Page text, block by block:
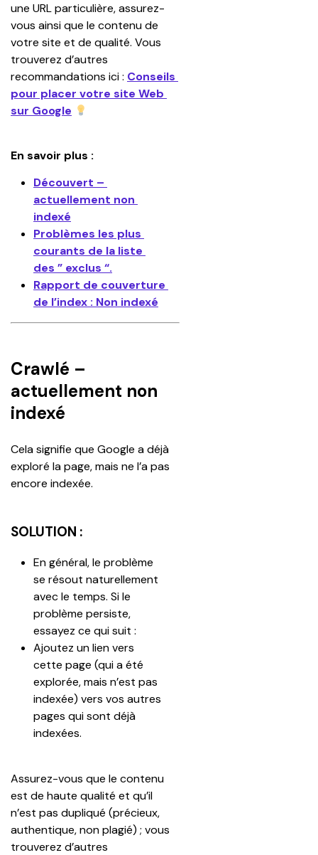
une URL particulière, assurez-
vous ainsi que le contenu de
votre site et de qualité. Vous
trouverez d’autres
recommandations ici : Conseils
pour placer votre site Web
sur Google
En savoir plus :
Découvert –
actuellement non
indexé
Problèmes les plus
courants de la liste
des ” exclus “.
Rapport de couverture
de l’index : Non indexé
Crawlé –
actuellement non
indexé
Cela signifie que Google a déjà
exploré la page, mais ne l’a pas
encore indexée.
SOLUTION :
En général, le problème
se résout naturellement
avec le temps. Si le
problème persiste,
essayez ce qui suit :
Ajoutez un lien vers
cette page (qui a été
explorée, mais n’est pas
indexée) vers vos autres
pages qui sont déjà
indexées.
Assurez-vous que le contenu
est de haute qualité et qu’il
n’est pas dupliqué (précieux,
authentique, non plagié) ; vous
trouverez d’autres